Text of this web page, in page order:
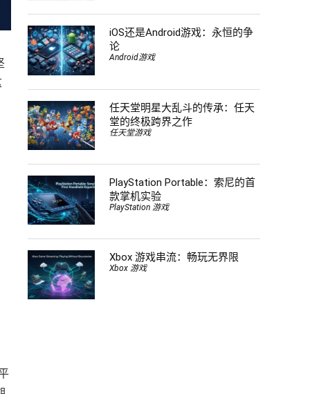
iOS还是Android游戏：永恒的争
论
Android游戏
任天堂明星大乱斗的传承：任天
堂的终极跨界之作
任天堂游戏
PlayStation Portable：索尼的首
款掌机实验
PlayStation 游戏
Xbox 游戏串流：畅玩无界限
Xbox 游戏